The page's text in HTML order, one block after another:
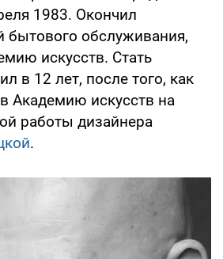
1983. Окончил
бытового обслуживания,
искусств. Стать
в 12 лет, после того, как
Академию искусств на
работы дизайнера
.